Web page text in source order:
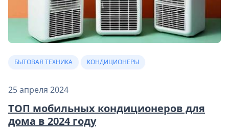
БЫТОВАЯ ТЕХНИКА КОНДИЦИОНЕРЫ
25 апреля 2024
ТОП мобильных кондиционеров для
дома в 2024 году